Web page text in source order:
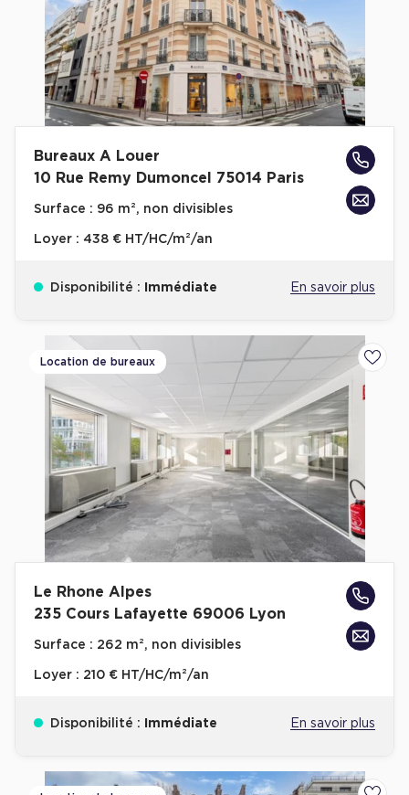
Achat de Commerces
Achat de Commerces à Nîmes
Achat de Commerces à Toulouse
Achat de Commerces à Marseille
Bureaux privés à Paris
Bureaux privés à Marseille
Bureaux privés à Neuilly-sur-Seine
Bureaux privés à Lille
Plateaux opérés
Plateaux opérés à Paris
Plateaux opérés à Lyon
Plateaux opérés à Neuilly-sur-Seine
Plateaux opérés à Saint-Ouen
Plateaux opérés à Boulogne-Billancourt
Bureaux privés avec terrasse
Guide & Conseils
Bureaux A Louer
10 Rue Remy Dumoncel 75014 Paris
Surface : 96 m², non divisibles
Loyer : 438 € HT/HC/m²/an
Disponibilité : Immédiate En savoir plus
Location de bureaux
Le Rhone Alpes
235 Cours Lafayette 69006 Lyon
Surface : 262 m², non divisibles
Loyer : 210 € HT/HC/m²/an
Disponibilité : Immédiate En savoir plus